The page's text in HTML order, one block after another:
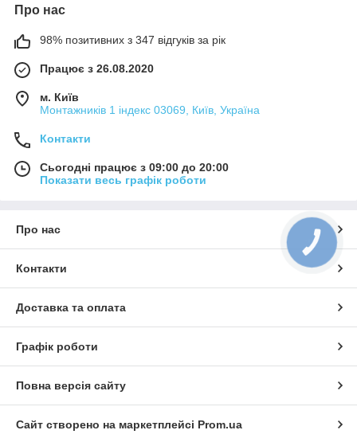
Про нас
98% позитивних з 347 відгуків за рік
Працює з 26.08.2020
м. Київ
Монтажників 1 індекс 03069, Київ, Україна
Контакти
Сьогодні працює з 09:00 до 20:00
Показати весь графік роботи
Про нас
Контакти
Доставка та оплата
Графік роботи
Повна версія сайту
Сайт створено на маркетплейсі Prom.ua
КНОПКА
ЗВ'ЯЗКУ